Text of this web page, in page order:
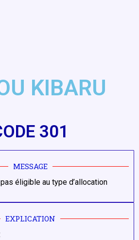
KIBARU
301
MESSAGE
éligible au type d’allocation
EXPLICATION